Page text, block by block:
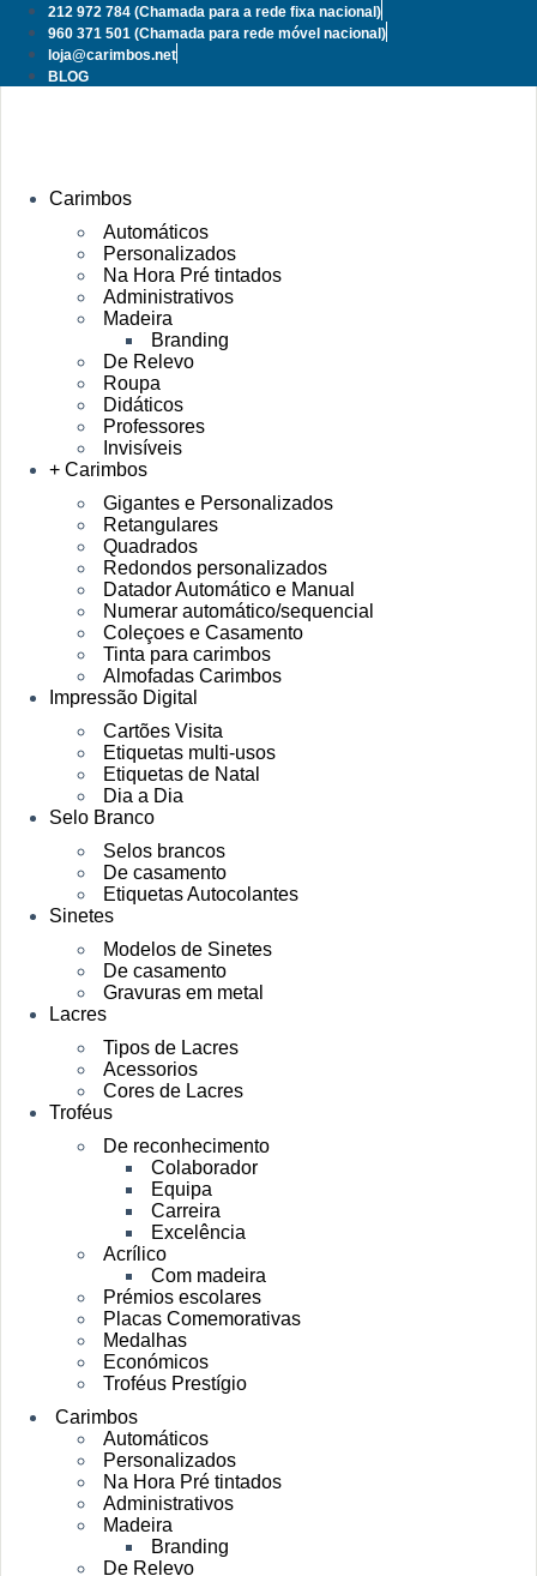
Pular
para
conteúdo
212 972 784 (Chamada para a rede fixa nacional)
960 371 501 (Chamada para rede móvel nacional)
loja@carimbos.net
BLOG
Carimbos
Automáticos
Personalizados
Na Hora Pré tintados
Administrativos
Madeira
Branding
De Relevo
Roupa
Didáticos
Professores
Invisíveis
+ Carimbos
Gigantes e Personalizados
Retangulares
Quadrados
Redondos personalizados
Datador Automático e Manual
Numerar automático/sequencial
Coleçoes e Casamento
Tinta para carimbos
Almofadas Carimbos
Impressão Digital
Cartões Visita
Etiquetas multi-usos
Etiquetas de Natal
Dia a Dia
Selo Branco
Selos brancos
De casamento
Etiquetas Autocolantes
Sinetes
Modelos de Sinetes
De casamento
Gravuras em metal
Lacres
Tipos de Lacres
Acessorios
Cores de Lacres
Troféus
De reconhecimento
Colaborador
Equipa
Carreira
Excelência
Acrílico
Com madeira
Prémios escolares
Placas Comemorativas
Medalhas
Económicos
Troféus Prestígio
Carimbos
Automáticos
Personalizados
Na Hora Pré tintados
Administrativos
Madeira
Branding
De Relevo